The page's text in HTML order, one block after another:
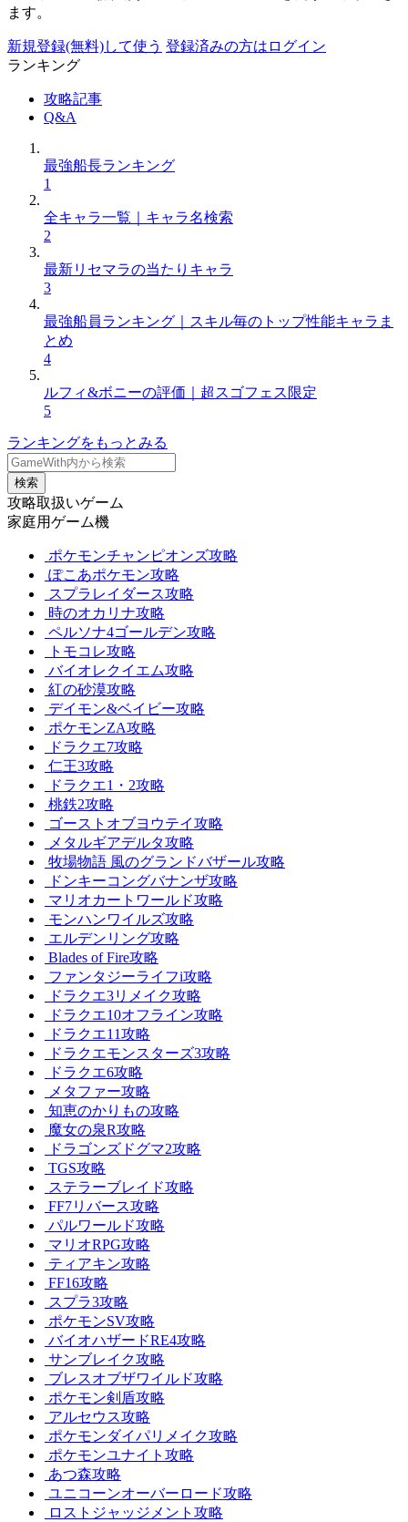
ます。
新規登録(無料)して使う 登録済みの方はログイン
ランキング
攻略記事
Q&A
最強船長ランキング
1
全キャラ一覧｜キャラ名検索
2
最新リセマラの当たりキャラ
3
最強船員ランキング｜スキル毎のトップ性能キャラま
とめ
4
ルフィ&ボニーの評価｜超スゴフェス限定
5
ランキングをもっとみる
検索
攻略取扱いゲーム
家庭用ゲーム機
ポケモンチャンピオンズ攻略
ぽこあポケモン攻略
スプラレイダース攻略
時のオカリナ攻略
ペルソナ4ゴールデン攻略
トモコレ攻略
バイオレクイエム攻略
紅の砂漠攻略
デイモン&ベイビー攻略
ポケモンZA攻略
ドラクエ7攻略
仁王3攻略
ドラクエ1・2攻略
桃鉄2攻略
ゴーストオブヨウテイ攻略
メタルギアデルタ攻略
牧場物語 風のグランドバザール攻略
ドンキーコングバナンザ攻略
マリオカートワールド攻略
モンハンワイルズ攻略
エルデンリング攻略
Blades of Fire攻略
ファンタジーライフi攻略
ドラクエ3リメイク攻略
ドラクエ10オフライン攻略
ドラクエ11攻略
ドラクエモンスターズ3攻略
ドラクエ6攻略
メタファー攻略
知恵のかりもの攻略
魔女の泉R攻略
ドラゴンズドグマ2攻略
TGS攻略
ステラーブレイド攻略
FF7リバース攻略
パルワールド攻略
マリオRPG攻略
ティアキン攻略
FF16攻略
スプラ3攻略
ポケモンSV攻略
バイオハザードRE4攻略
サンブレイク攻略
ブレスオブザワイルド攻略
ポケモン剣盾攻略
アルセウス攻略
ポケモンダイパリメイク攻略
ポケモンユナイト攻略
あつ森攻略
ユニコーンオーバーロード攻略
ロストジャッジメント攻略